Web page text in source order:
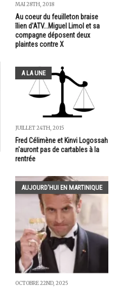
MAI 28TH, 2018
Au coeur du feuilleton braise
îlien d'ATV...Miguel Limol et sa
compagne déposent deux
plaintes contre X
A LA UNE
JUILLET 24TH, 2015
Fred Célimène et Kinvi Logossah
n'auront pas de cartables à la
rentrée
AUJOURD'HUI EN MARTINIQUE
OCTOBRE 22ND, 2025